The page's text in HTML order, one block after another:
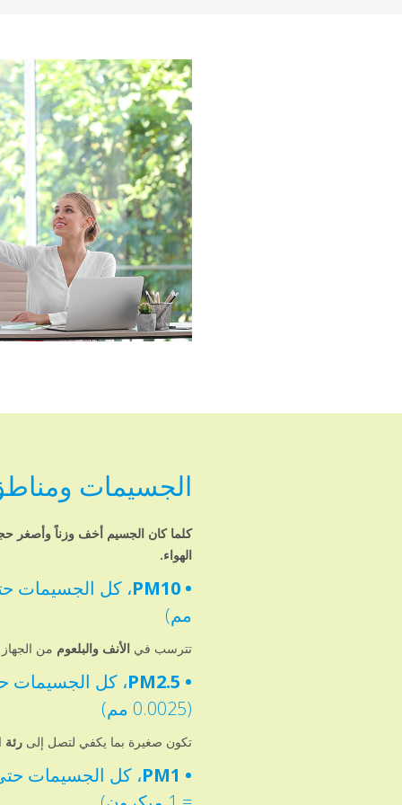
الجسيمات
كلما كان الجسيم أخف وزناً وأصغر
الهواء.
• PM10
مم)
تترسب في الأنف والبلعوم من
• PM2.5
(0.0025 مم)
تكون صغيرة بما يكفي لتصل إلى رئة
• PM1